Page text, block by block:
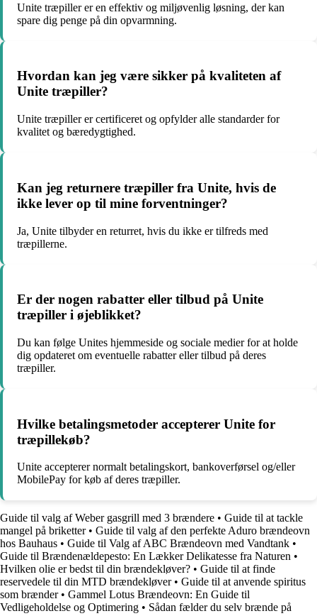
Unite træpiller er en effektiv og miljøvenlig løsning, der kan
spare dig penge på din opvarmning.
Hvordan kan jeg være sikker på kvaliteten af
Unite træpiller?
Unite træpiller er certificeret og opfylder alle standarder for
kvalitet og bæredygtighed.
Kan jeg returnere træpiller fra Unite, hvis de
ikke lever op til mine forventninger?
Ja, Unite tilbyder en returret, hvis du ikke er tilfreds med
træpillerne.
Er der nogen rabatter eller tilbud på Unite
træpiller i øjeblikket?
Du kan følge Unites hjemmeside og sociale medier for at holde
dig opdateret om eventuelle rabatter eller tilbud på deres
træpiller.
Hvilke betalingsmetoder accepterer Unite for
træpillekøb?
Unite accepterer normalt betalingskort, bankoverførsel og/eller
MobilePay for køb af deres træpiller.
Guide til valg af Weber gasgrill med 3 brændere • Guide til at tackle
mangel på briketter• Guide til valg af den perfekte Aduro brændeovn
hos Bauhaus • Guide til Valg af ABC Brændeovn med Vandtank •
Guide til Brændenældepesto: En Lækker Delikatesse fra Naturen •
Hvilken olie er bedst til din brændekløver? • Guide til at finde
reservedele til din MTD brændekløver• Guide til at anvende spiritus
som brænder • Gammel Lotus Brændeovn: En Guide til
Vedligeholdelse og Optimering • Sådan fælder du selv brænde på